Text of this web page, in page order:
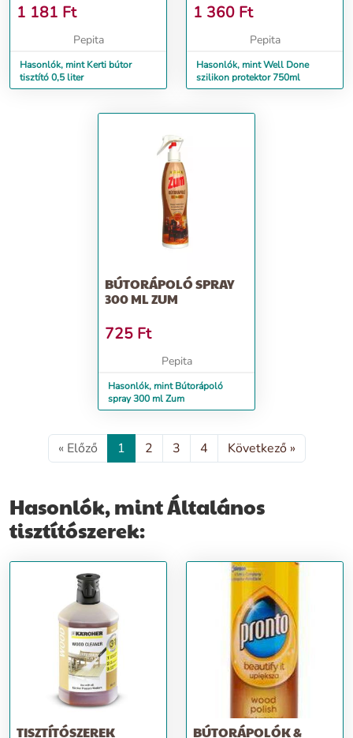
1 181 Ft
Pepita
Hasonlók, mint Kerti bútor
tisztító 0,5 liter
1 360 Ft
Pepita
Hasonlók, mint Well Done
szilikon protektor 750ml
BÚTORÁPOLÓ SPRAY
300 ML ZUM
725 Ft
Pepita
Hasonlók, mint Bútorápoló
spray 300 ml Zum
« Előző 1 2 3 4 Következő »
Hasonlók, mint Általános
tisztítószerek:
TISZTÍTÓSZEREK
BÚTORÁPOLÓK &